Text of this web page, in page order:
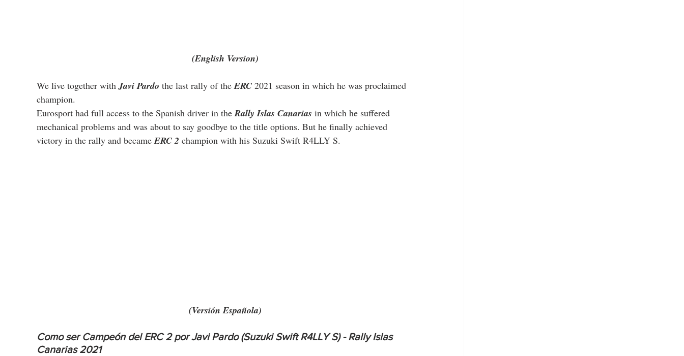
(English Version)
We live together with Javi Pardo the last rally of the ERC 2021 season in which he was proclaimed
champion.
Eurosport had full access to the Spanish driver in the Rally Islas Canarias in which he suffered
mechanical problems and was about to say goodbye to the title options. But he finally achieved
victory in the rally and became ERC 2 champion with his Suzuki Swift R4LLY S.
(Versión Española)
Como ser Campeón del ERC 2 por Javi Pardo (Suzuki Swift R4LLY S) - Rally Islas
Canarias 2021